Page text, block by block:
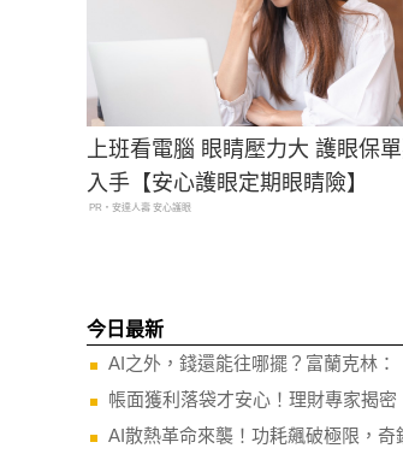
上班看電腦 眼睛壓力大 護眼保
入手【安心護眼定期眼睛險】
PR・安達人壽 安心護眼
今日最新
AI之外，錢還能往哪擺？富蘭克林：
帳面獲利落袋才安心！理財專家揭密
AI散熱革命來襲！功耗飆破極限，奇